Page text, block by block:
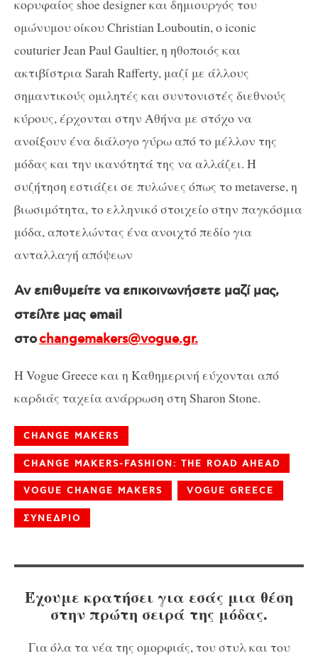
κορυφαίος shoe designer και δημιουργός του
ομώνυμου οίκου Christian Louboutin, ο iconic
couturier Jean Paul Gaultier, η ηθοποιός και
ακτιβίστρια Sarah Rafferty, μαζί με άλλους
σημαντικούς ομιλητές και συντονιστές διεθνούς
κύρους, έρχονται στην Αθήνα με στόχο να
ανοίξουν ένα διάλογο γύρω από το μέλλον της
μόδας και την ικανότητά της να αλλάζει. Η
συζήτηση εστιάζει σε πυλώνες όπως το metaverse, η
βιωσιμότητα, το ελληνικό στοιχείο στην παγκόσμια
μόδα, αποτελώντας ένα ανοιχτό πεδίο για
ανταλλαγή απόψεων
Αν επιθυμείτε να επικοινωνήσετε μαζί μας,
στείλτε μας email
στοchangemakers@vogue.gr.
Η Vogue Greece και η Καθημερινή εύχονται από
καρδιάς ταχεία ανάρρωση στη Sharon Stone.
CHANGE MAKERS
CHANGE MAKERS-FASHION: THE ROAD AHEAD
VOGUE CHANGE MAKERS VOGUE GREECE
ΣΥΝΕΔΡΙΟ
Έχουμε κρατήσει για εσάς μια θέση
στην πρώτη σειρά της μόδας.
Για όλα τα νέα της ομορφιάς, του στυλ και του